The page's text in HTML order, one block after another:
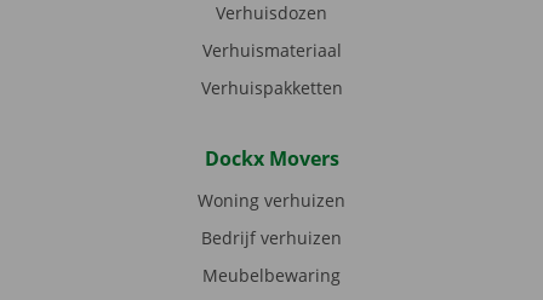
Verhuisdozen
Verhuismateriaal
Verhuispakketten
Dockx Movers
Woning verhuizen
Bedrijf verhuizen
Meubelbewaring